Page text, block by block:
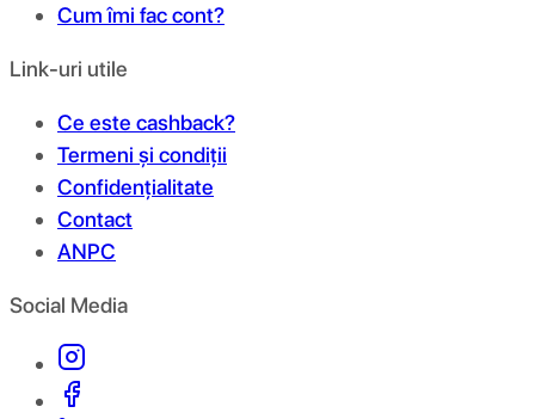
Cum îmi fac cont?
Link-uri utile
Ce este cashback?
Termeni și condiții
Confidențialitate
Contact
ANPC
Social Media